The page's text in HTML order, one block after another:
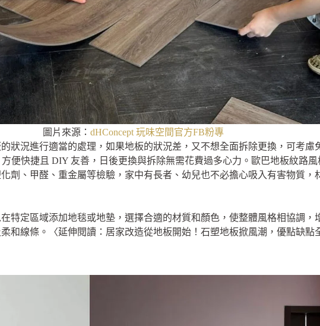
圖片來源： dHConcept 玩味空間官方FB粉專
狀況進行適當的處理，如果地板的狀況差，又不想全面拆除更換，可考慮
便快捷且 DIY 友善，日後更換與拆除無需花費過多心力。歐巴地板紋路
劑、甲醛、重金屬等檢驗，家中有長者、幼兒也不必擔心吸入有害物質，
特定區域添加地毯或地墊，選擇合適的材質和顏色，使整體風格相協調，
和線條。〈延伸閱讀：居家改造從地板開始！石塑地板掀風潮，優點缺點